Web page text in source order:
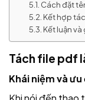
Cách đặt
Kết hợp
Kết luận
Tách file pdf
Khái niệm và